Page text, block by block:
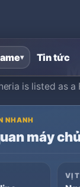
▾ Tin tức
Trang chủ›
is listed as a
NHANH
máy
VỊ